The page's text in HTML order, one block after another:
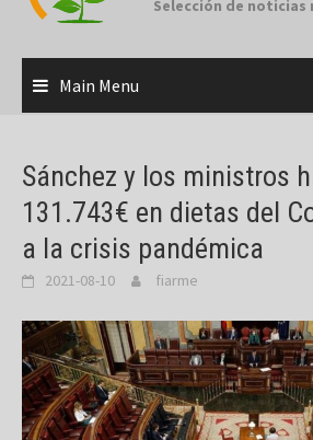
Selección de noticias
Main Menu
Sánchez y los ministros
131.743€ en dietas del
a la crisis pandémica
2021-08-10 fiarme